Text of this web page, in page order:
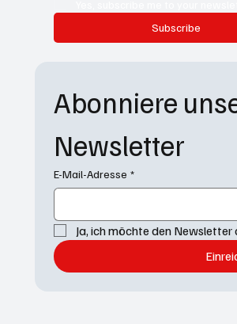
Subscribe
Abonniere
Newsletter
E-Mail-Adresse *
Ja, ich möchte den Newsletter